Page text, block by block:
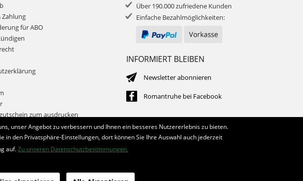
Zahlung
für ABO
zum ausdrucken
Über 190.000 zufriedene Kunden
Einfache Bezahlmöglichkeiten:
INFORMIERT BLEIBEN
Newsletter abonnieren
Romantruhe bei Facebook
unser Angebot zu verbessern und Ihnen ein besseres Nutzererlebnis zu bieten.
den Privatsphäre-Einstellungen, dort können Sie Ihre Auswahl auch jederzeit
auf.Zu unseren Datenschutzbestimmungen.